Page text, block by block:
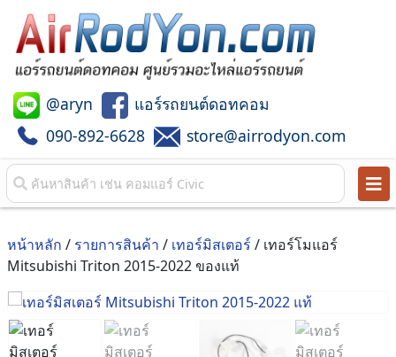
@aryn
แอร์รถยนต์ดอทคอม
090-892-6628
store@airrodyon.com
หน้าหลัก / รายการสินค้า / เทอร์มิสเตอร์ / เทอร์โมแอร์
Mitsubishi Triton 2015-2022 ของแท้